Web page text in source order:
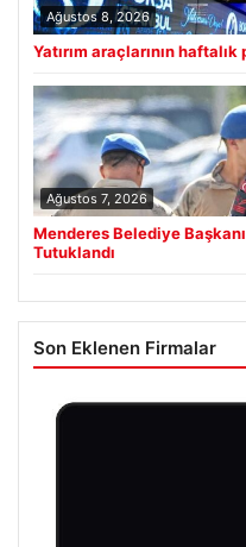
Ağustos 8, 2026
Yatırım araçlarının
Ağustos 7, 2026
Menderes Belediye
Tutuklandı
Son Eklenen Firmalar